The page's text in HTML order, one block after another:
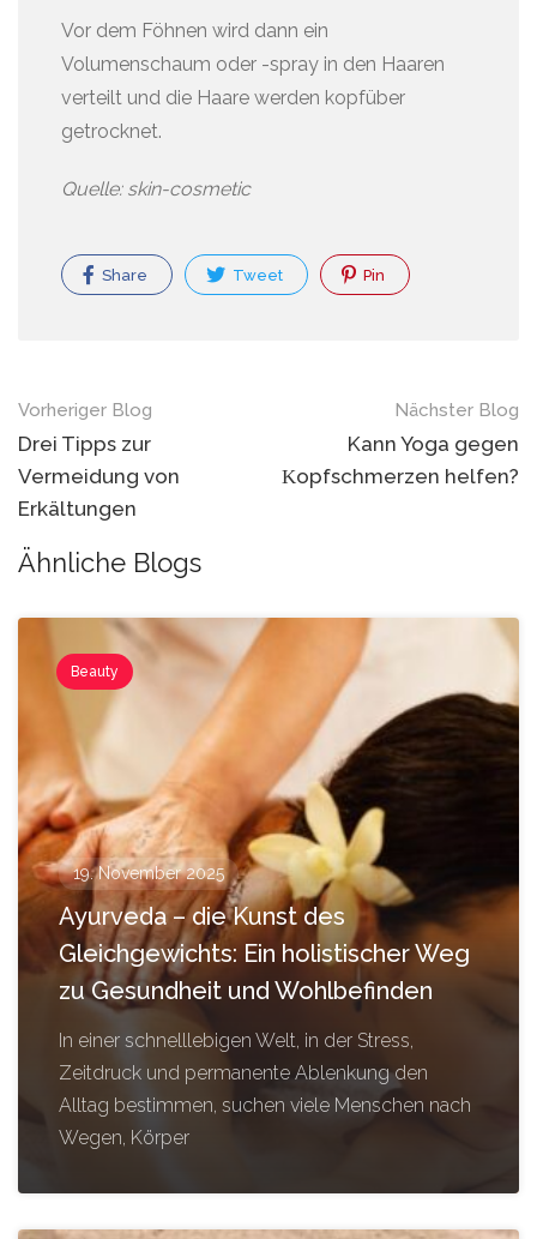
Vor dem Föhnen wird dann ein
Volumenschaum oder -spray in den Haaren
verteilt und die Haare werden kopfüber
getrocknet.
Quelle: skin-cosmetic
Share Tweet Pin
Blog
Navigation
Vorheriger Blog
Drei Tipps zur
Vermeidung von
Erkältungen
Nächster Blog
Kann Yoga gegen
Κорfsсhmеrzеn helfen?
Ähnliche Blogs
Beauty
19. November 2025
Ayurveda – die Kunst des
Gleichgewichts: Ein holistischer Weg
zu Gesundheit und Wohlbefinden
In einer schnelllebigen Welt, in der Stress,
Zeitdruck und permanente Ablenkung den
Alltag bestimmen, suchen viele Menschen nach
Wegen, Körper